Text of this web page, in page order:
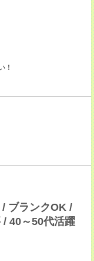
！
ブランクOK /
/ 40～50代活躍